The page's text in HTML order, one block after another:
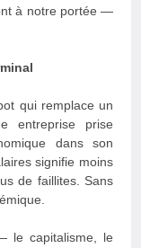
à notre portée —
qui remplace un
entreprise prise
dans son
signifie moins
de faillites. Sans
le capitalisme, le